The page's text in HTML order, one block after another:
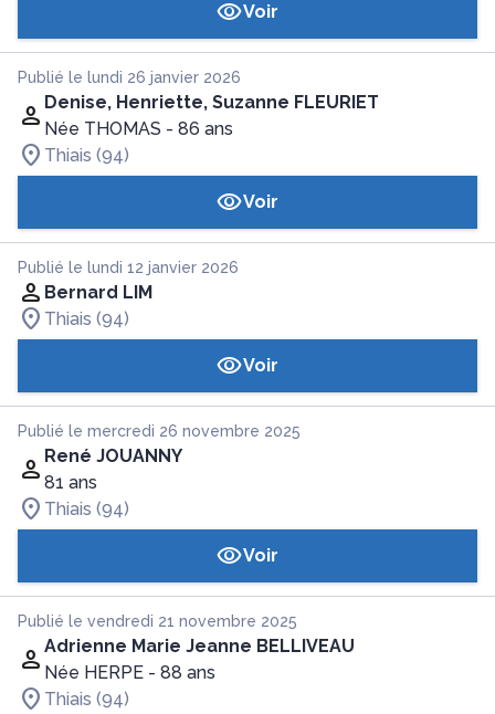
Voir
Publié le lundi 26 janvier 2026
Denise, Henriette, Suzanne FLEURIET
Née THOMAS - 86 ans
Thiais (94)
Voir
Publié le lundi 12 janvier 2026
Bernard LIM
Thiais (94)
Voir
Publié le mercredi 26 novembre 2025
René JOUANNY
81 ans
Thiais (94)
Voir
Publié le vendredi 21 novembre 2025
Adrienne Marie Jeanne BELLIVEAU
Née HERPE - 88 ans
Thiais (94)